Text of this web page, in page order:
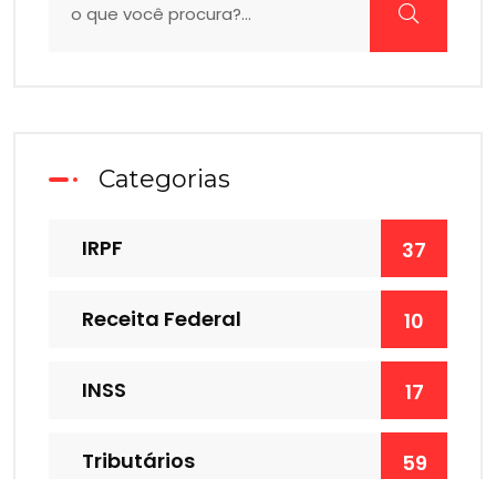
Categorias
IRPF 37
Receita Federal 10
INSS 17
Tributários 59